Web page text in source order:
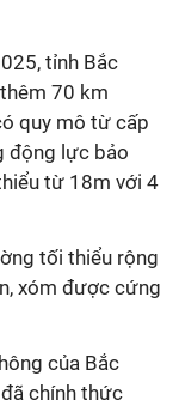
tỉnh Bắc
70 km
quy mô từ cấp
động lực bảo
từ 18m với 4
tối thiểu rộng
xóm được cứng
của Bắc
chính thức